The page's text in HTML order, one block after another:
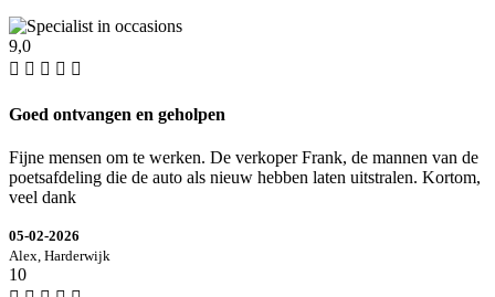
9,0
Goed ontvangen en geholpen
Fijne mensen om te werken. De verkoper Frank, de mannen van de
poetsafdeling die de auto als nieuw hebben laten uitstralen. Kortom,
veel dank
05-02-2026
Alex, Harderwijk
10